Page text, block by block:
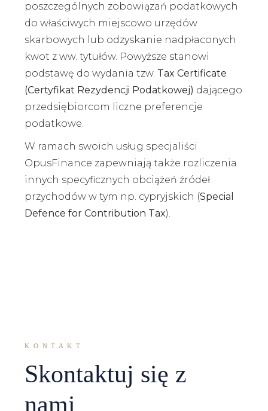
poszczególnych zobowiązań podatkowych
do właściwych miejscowo urzędów
skarbowych lub odzyskanie nadpłaconych
kwot z ww. tytułów. Powyższe stanowi
podstawę do wydania tzw. Tax Certificate
(Certyfikat Rezydencji Podatkowej) dającego
przedsiębiorcom liczne preferencje
podatkowe.
W ramach swoich usług specjaliści
OpusFinance zapewniają także rozliczenia
innych specyficznych obciążeń źródeł
przychodów w tym np. cypryjskich (Special
Defence for Contribution Tax).
KONTAKT
Skontaktuj się z
nami